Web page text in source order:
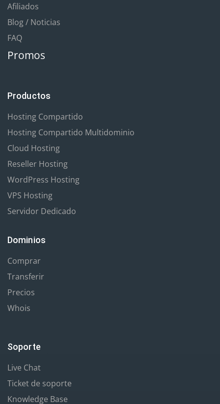
Afiliados
Blog / Noticias
FAQ
Promos
Productos
Hosting Compartido
Hosting Compartido Multidominio
Cloud Hosting
Reseller Hosting
WordPress Hosting
VPS Hosting
Servidor Dedicado
Dominios
Comprar
Transferir
Precios
Whois
Soporte
Live Chat
Ticket de soporte
Knowledge Base